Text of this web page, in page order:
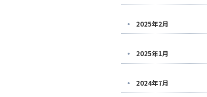
2025年2月
2025年1月
2024年7月